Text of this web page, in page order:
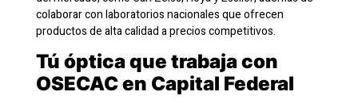
colaborar con laboratorios nacionales que ofrecen
productos de alta calidad a precios competitivos.
Tú óptica que trabaja con
OSECAC en Capital Federal